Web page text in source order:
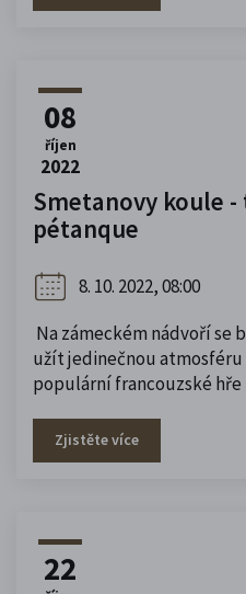
08
říjen
2022
Smetanovy koule
pétanque
8. 10. 2022, 08:00
Na zámeckém nádvoří se
užít jedinečnou atmosféru
populární francouzské
Zjistěte více
22